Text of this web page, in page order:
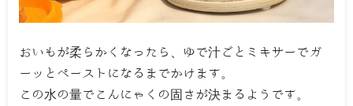
おいもが柔らかくなったら、ゆで汁ごとミキサーでガ
ーッとペーストになるまでかけます。
この水の量でこんにゃくの固さが決まるようです。